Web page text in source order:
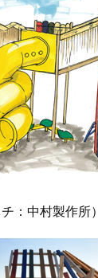
：中村製作所）